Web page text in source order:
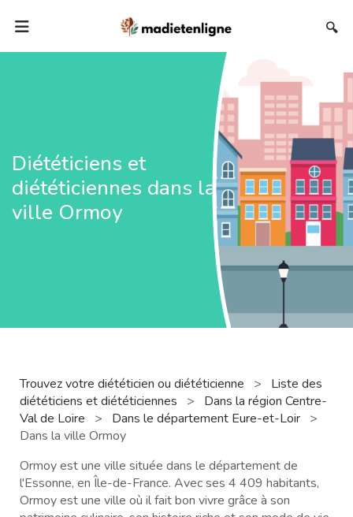
🔍
Diététiciens et
diététiciennes dans la
ville Ormoy
Trouvez votre diététicien ou diététicienne >
Liste des
diététiciens et diététiciennes
>
Dans la région Centre-
Val de Loire
> Dans le département Eure-et-Loir >
Dans la ville Ormoy
Ormoy est une ville située dans le département de
l'Essonne, en Île-de-France. Avec ses 4 409 habitants,
Ormoy est une ville où il fait bon vivre grâce à son